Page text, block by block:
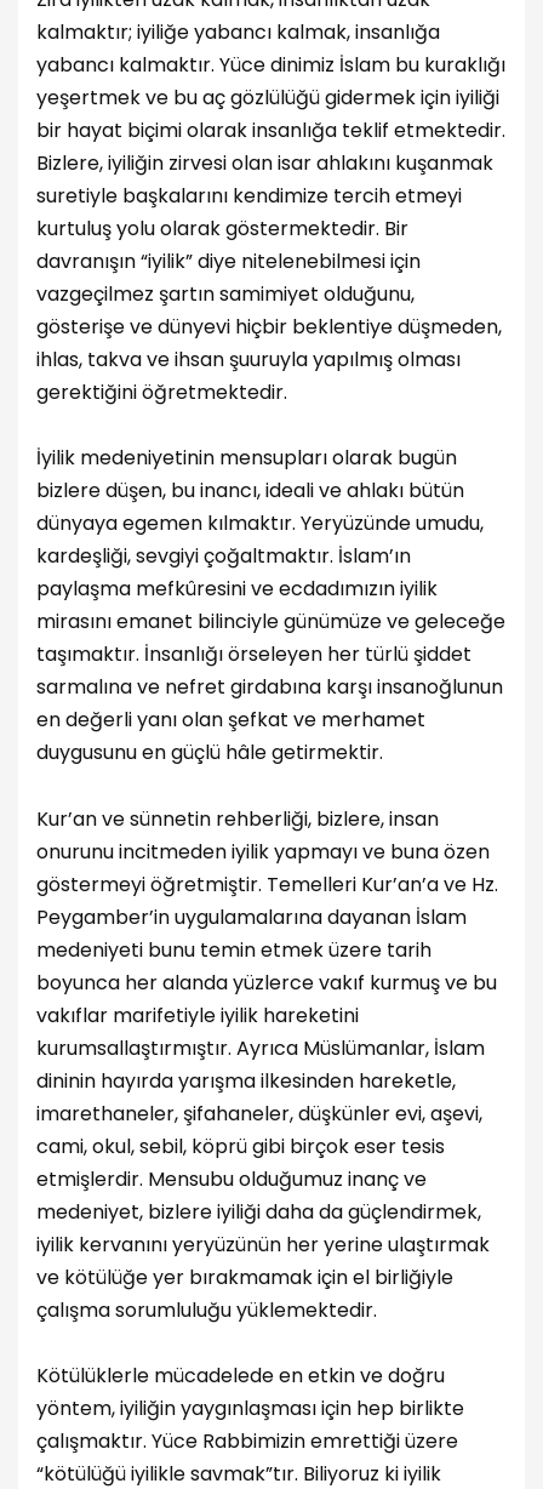
kalmaktır; iyiliğe yabancı kalmak, insanlığa
yabancı kalmaktır. Yüce dinimiz İslam bu kuraklığı
yeşertmek ve bu aç gözlülüğü gidermek için iyiliği
bir hayat biçimi olarak insanlığa teklif etmektedir.
Bizlere, iyiliğin zirvesi olan isar ahlakını kuşanmak
suretiyle başkalarını kendimize tercih etmeyi
kurtuluş yolu olarak göstermektedir. Bir
davranışın “iyilik” diye nitelenebilmesi için
vazgeçilmez şartın samimiyet olduğunu,
gösterişe ve dünyevi hiçbir beklentiye düşmeden,
ihlas, takva ve ihsan şuuruyla yapılmış olması
gerektiğini öğretmektedir.
İyilik medeniyetinin mensupları olarak bugün
bizlere düşen, bu inancı, ideali ve ahlakı bütün
dünyaya egemen kılmaktır. Yeryüzünde umudu,
kardeşliği, sevgiyi çoğaltmaktır. İslam’ın
paylaşma mefkûresini ve ecdadımızın iyilik
mirasını emanet bilinciyle günümüze ve geleceğe
taşımaktır. İnsanlığı örseleyen her türlü şiddet
sarmalına ve nefret girdabına karşı insanoğlunun
en değerli yanı olan şefkat ve merhamet
duygusunu en güçlü hâle getirmektir.
Kur’an ve sünnetin rehberliği, bizlere, insan
onurunu incitmeden iyilik yapmayı ve buna özen
göstermeyi öğretmiştir. Temelleri Kur’an’a ve Hz.
Peygamber’in uygulamalarına dayanan İslam
medeniyeti bunu temin etmek üzere tarih
boyunca her alanda yüzlerce vakıf kurmuş ve bu
vakıflar marifetiyle iyilik hareketini
kurumsallaştırmıştır. Ayrıca Müslümanlar, İslam
dininin hayırda yarışma ilkesinden hareketle,
imarethaneler, şifahaneler, düşkünler evi, aşevi,
cami, okul, sebil, köprü gibi birçok eser tesis
etmişlerdir. Mensubu olduğumuz inanç ve
medeniyet, bizlere iyiliği daha da güçlendirmek,
iyilik kervanını yeryüzünün her yerine ulaştırmak
ve kötülüğe yer bırakmamak için el birliğiyle
çalışma sorumluluğu yüklemektedir.
Kötülüklerle mücadelede en etkin ve doğru
yöntem, iyiliğin yaygınlaşması için hep birlikte
çalışmaktır. Yüce Rabbimizin emrettiği üzere
“kötülüğü iyilikle savmak”tır. Biliyoruz ki iyilik